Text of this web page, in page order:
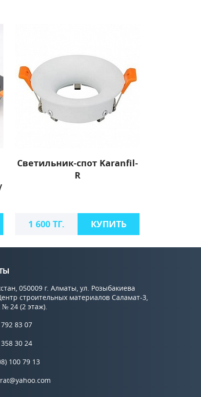
Светильник-спот Karanfil-
R
1 600 ТГ. КУПИТЬ
050009 г. Алматы, ул. Розыбакиева
строительных материалов Саламат-3,
№ 24 (2 этаж).
83 07
30 24
100 79 13